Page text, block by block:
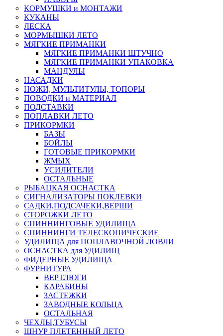
КОРМУШКИ и МОНТАЖИ
КУКАНЫ
ЛЕСКА
МОРМЫШКИ ЛЕТО
МЯГКИЕ ПРИМАНКИ
МЯГКИЕ ПРИМАНКИ ШТУЧНО
МЯГКИЕ ПРИМАНКИ УПАКОВКА
МАНДУЛЫ
НАСАДКИ
НОЖИ, МУЛЬТИТУЛЫ, ТОПОРЫ
ПОВОДКИ и МАТЕРИАЛ
ПОДСТАВКИ
ПОПЛАВКИ ЛЕТО
ПРИКОРМКИ
БАЗЫ
БОЙЛЫ
ГОТОВЫЕ ПРИКОРМКИ
ЖМЫХ
УСИЛИТЕЛИ
ОСТАЛЬНЫЕ
РЫБАЦКАЯ ОСНАСТКА
СИГНАЛИЗАТОРЫ ПОКЛЕВКИ
САДКИ,ПОДСАЧЕКИ,ВЕРШИ
СТОРОЖКИ ЛЕТО
СПИННИНГОВЫЕ УДИЛИЩА
СПИННИНГИ ТЕЛЕСКОПИЧЕСКИЕ
УДИЛИЩА для ПОПЛАВОЧНОЙ ЛОВЛИ
ОСНАСТКА для УДИЛИЩ
ФИДЕРНЫЕ УДИЛИЩА
ФУРНИТУРА
ВЕРТЛЮГИ
КАРАБИНЫ
ЗАСТЕЖКИ
ЗАВОДНЫЕ КОЛЬЦА
ОСТАЛЬНАЯ
ЧЕХЛЫ,ТУБУСЫ
ШНУР ПЛЕТЕННЫЙ ЛЕТО